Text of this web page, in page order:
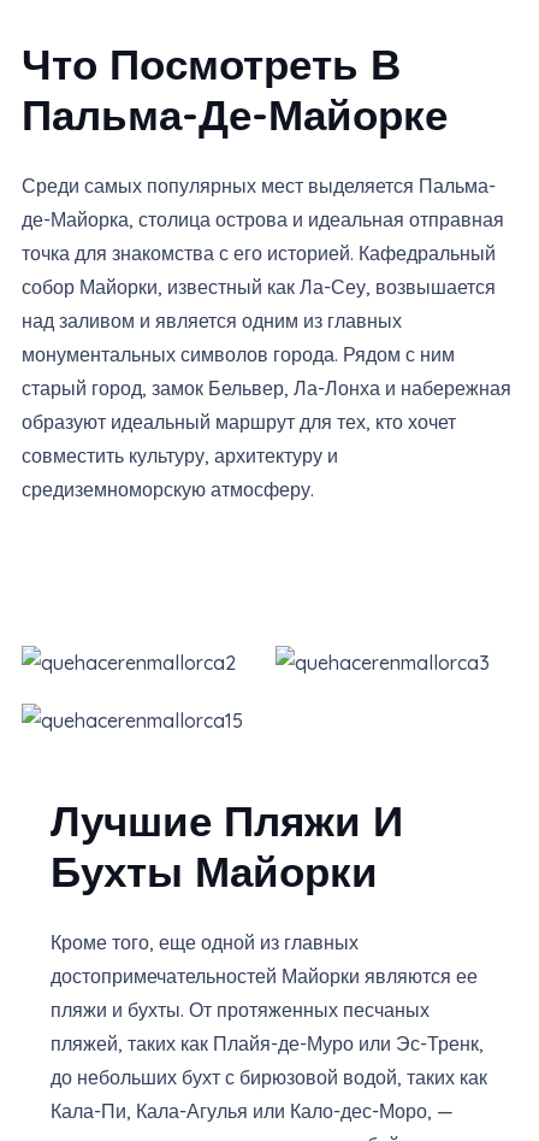
Что Посмотреть В
Пальма-Де-Майорке
Среди самых популярных мест выделяется Пальма-
де-Майорка, столица острова и идеальная отправная
точка для знакомства с его историей. Кафедральный
собор Майорки, известный как Ла-Сеу, возвышается
над заливом и является одним из главных
монументальных символов города. Рядом с ним
старый город, замок Бельвер, Ла-Лонха и набережная
образуют идеальный маршрут для тех, кто хочет
совместить культуру, архитектуру и
средиземноморскую атмосферу.
Лучшие Пляжи И
Бухты Майорки
Кроме того, еще одной из главных
достопримечательностей Майорки являются ее
пляжи и бухты. От протяженных песчаных
пляжей, таких как Плайя-де-Муро или Эс-Тренк,
до небольших бухт с бирюзовой водой, таких как
Кала-Пи, Кала-Агулья или Кало-дес-Моро, —